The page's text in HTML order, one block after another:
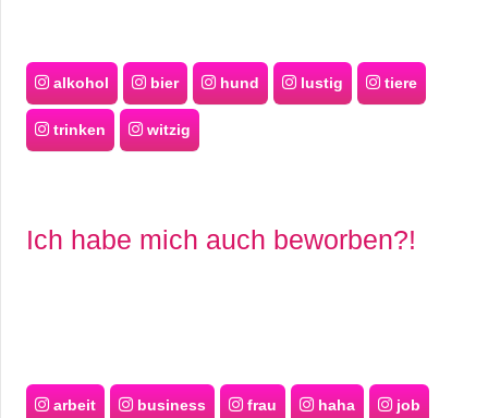
alkohol bier hund lustig tiere
trinken witzig
Ich habe mich auch beworben?!
arbeit business frau haha job